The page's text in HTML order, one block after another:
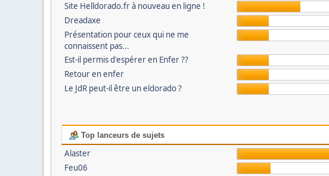
Site Helldorado.fr à nouveau en ligne !
Dreadaxe
Présentation pour ceux qui ne me
connaissent pas...
Est-il permis d'espérer en Enfer ??
Retour en enfer
Le JdR peut-il être un eldorado ?
Top lanceurs de sujets
Alaster
Feu06